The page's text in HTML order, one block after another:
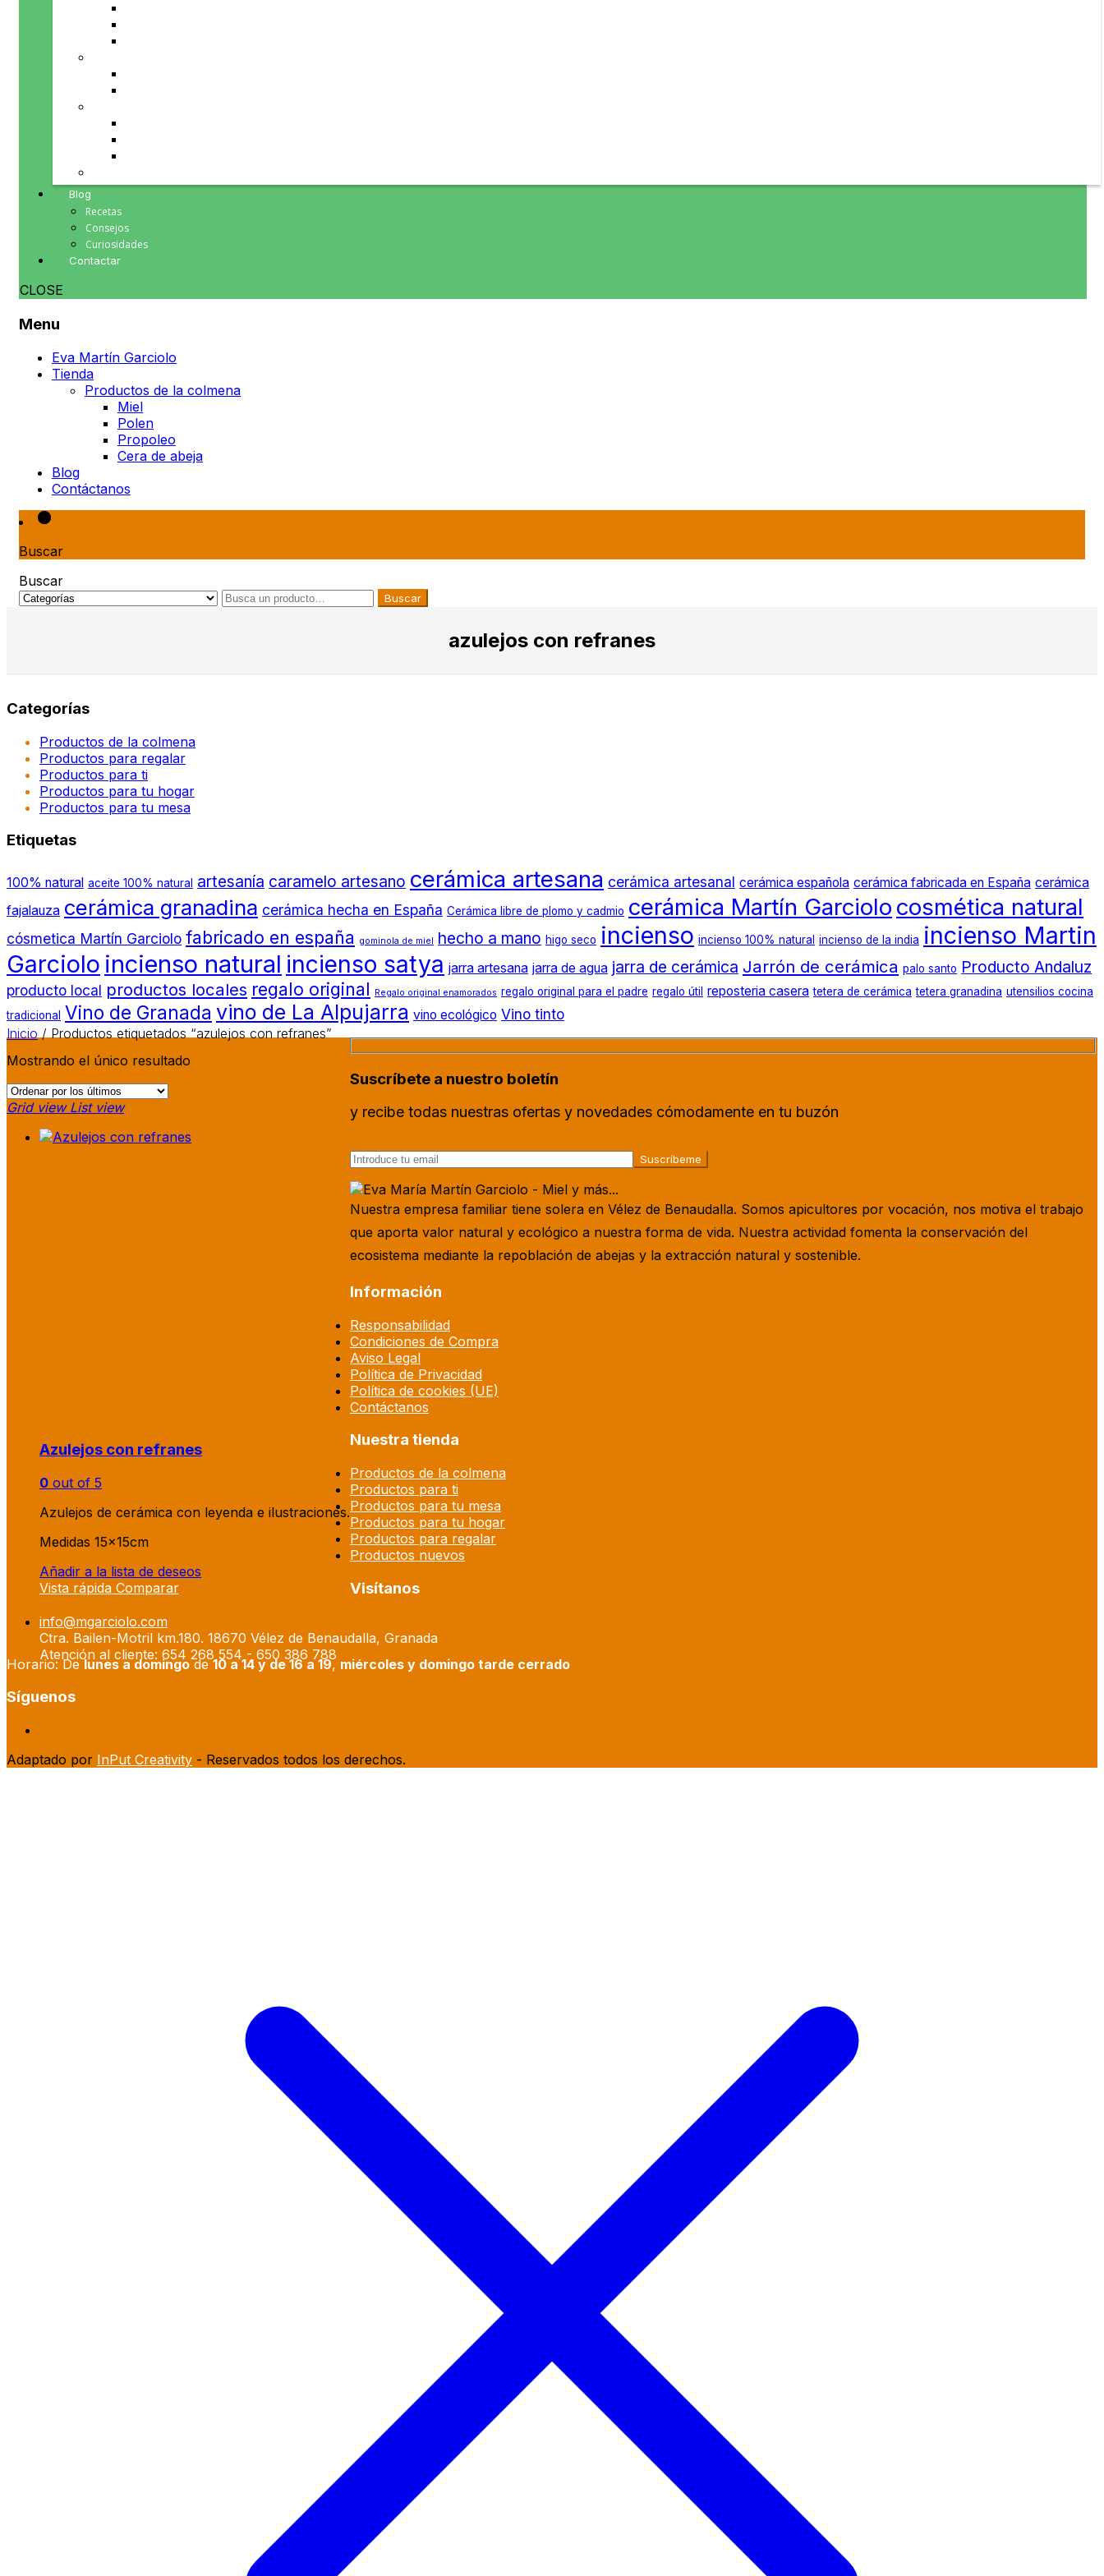
Blog
Recetas
Consejos
Curiosidades
Contactar
CLOSE
Menu
Eva Martín Garciolo
Tienda
Productos de la colmena
Miel
Polen
Propoleo
Cera de abeja
Blog
Contáctanos
Buscar
Buscar
Buscar
azulejos con refranes
Categorías
Productos de la colmena
Productos para regalar
Productos para ti
Productos para tu hogar
Productos para tu mesa
Etiquetas
100% natural aceite 100% natural artesanía caramelo artesano cerámica artesana cerámica artesanal cerámica española cerámica fabricada en España cerámica
fajalauza cerámica granadina cerámica hecha en España Cerámica libre de plomo y cadmio cerámica Martín Garciolo cosmética natural
cósmetica Martín Garciolo fabricado en españa gominola de miel hecho a mano higo seco incienso incienso 100% natural incienso de la india incienso Martin
Garciolo incienso natural incienso satya jarra artesana jarra de agua jarra de cerámica Jarrón de cerámica palo santo Producto Andaluz
producto local productos locales regalo original Regalo original enamorados regalo original para el padre regalo útil reposteria casera tetera de cerámica tetera granadina utensilios cocina
tradicional Vino de Granada vino de La Alpujarra vino ecológico Vino tinto
Inicio/Productos etiquetados “azulejos con refranes”
Mostrando el único resultado
Grid view List view
Azulejos con refranes
0 out of 5
Azulejos de cerámica con leyenda e ilustraciones.
Medidas 15x15cm
Añadir a la lista de deseos
Vista rápida Comparar
Suscríbete a nuestro boletín
y recibe todas nuestras ofertas y novedades cómodamente en tu buzón
Nuestra empresa familiar tiene solera en Vélez de Benaudalla. Somos apicultores por vocación, nos motiva el trabajo
que aporta valor natural y ecológico a nuestra forma de vida. Nuestra actividad fomenta la conservación del
ecosistema mediante la repoblación de abejas y la extracción natural y sostenible.
Información
Responsabilidad
Condiciones de Compra
Aviso Legal
Política de Privacidad
Política de cookies (UE)
Contáctanos
Nuestra tienda
Productos de la colmena
Productos para ti
Productos para tu mesa
Productos para tu hogar
Productos para regalar
Productos nuevos
Visítanos
info@mgarciolo.com
Ctra. Bailen-Motril km.180. 18670 Vélez de Benaudalla, Granada
Atención al cliente: 654 268 554 - 650 386 788
Horario: Delunes a domingode10 a 14 y de 16 a 19, miércoles y domingo tarde cerrado
Síguenos
Adaptado por InPut Creativity - Reservados todos los derechos.